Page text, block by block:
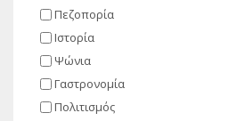
Πεζοπορία
Ιστορία
Ψώνια
Γαστρονομία
Πολιτισμός